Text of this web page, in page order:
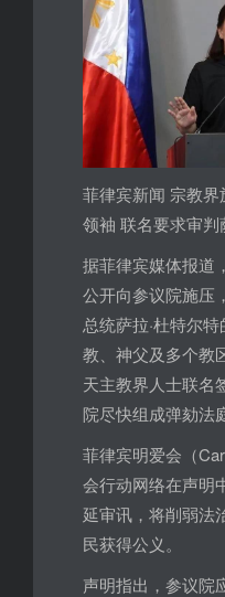
菲律宾新闻 宗教
领袖 联名要求审判
据菲律宾媒体报道
公开向参议院施压
总统萨拉·杜特尔
教、神父及多个教
天主教界人士联名
院尽快组成弹劾法
菲律宾明爱会（
会行动网络在声明
延审讯，将削弱法
民获得公义。
声明指出，参议院